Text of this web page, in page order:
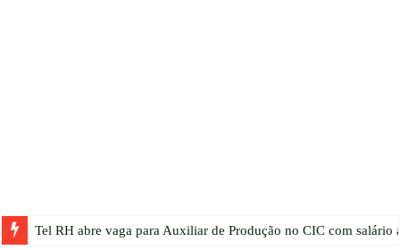
Tel RH abre vaga para Auxiliar de Produção no CIC com salário